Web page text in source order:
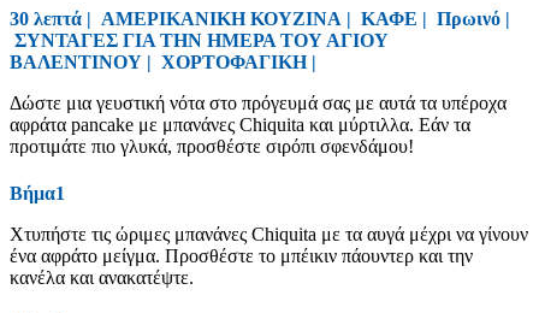
30 λεπτά | ΑΜΕΡΙΚΑΝΙΚΗ ΚΟΥΖΙΝΑ | ΚΑΦΕ | Πρωινό |
ΣΥΝΤΑΓΕΣ ΓΙΑ ΤΗΝ ΗΜΕΡΑ ΤΟΥ ΑΓΙΟΥ
ΒΑΛΕΝΤΙΝΟΥ | ΧΟΡΤΟΦΑΓΙΚΗ|
Δώστε μια γευστική νότα στο πρόγευμά σας με αυτά τα υπέροχα
αφράτα pancake με μπανάνες Chiquita και μύρτιλλα. Εάν τα
προτιμάτε πιο γλυκά, προσθέστε σιρόπι σφενδάμου!
Βήμα1
Χτυπήστε τις ώριμες μπανάνες Chiquita με τα αυγά μέχρι να γίνουν
ένα αφράτο μείγμα. Προσθέστε το μπέικιν πάουντερ και την
κανέλα και ανακατέψτε.